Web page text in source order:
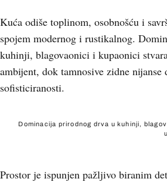
Kuća odiše toplinom, osobnošću i
spojem modernog i rustikalnog.
kuhinji, blagovaonici i kupaonici
ambijent, dok tamnosive zidne nijanse
sofisticiranosti.
Dominacija prirodnog drva u kuhinji,
Prostor je ispunjen pažljivo biranim